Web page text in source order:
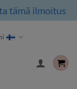
tämä ilmoitus